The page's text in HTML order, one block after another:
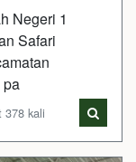
Negeri 1
Safari
pa
378 kali